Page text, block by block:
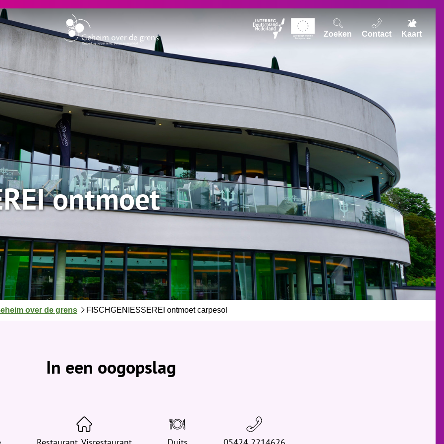
Zoeken Contact Kaart
ontmoet
over de grens FISCHGENIESSEREI ontmoet carpesol
In een oogopslag